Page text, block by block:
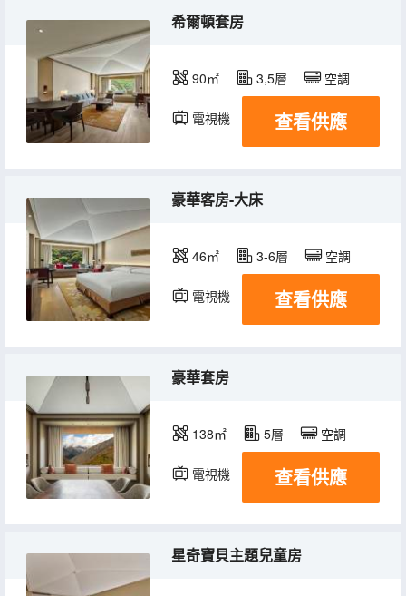
希爾頓套房
90㎡ 3,5層 空調
電視機 查看供應
豪華客房-大床
46㎡ 3-6層 空調
電視機 查看供應
豪華套房
138㎡ 5層 空調
電視機 查看供應
星奇寶貝主題兒童房